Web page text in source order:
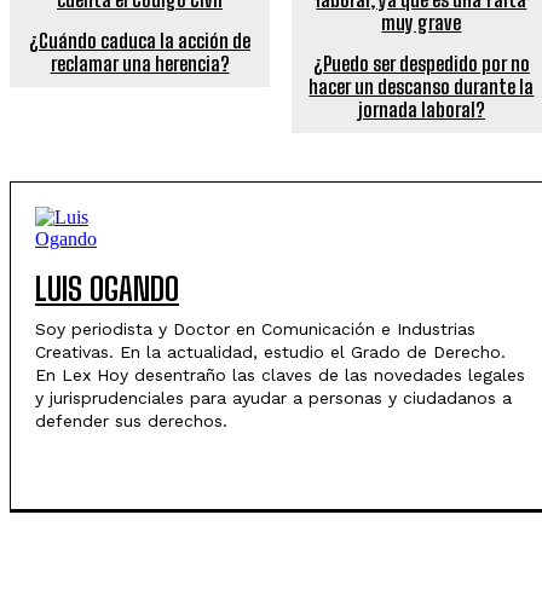
¿Cuándo caduca la acción de
reclamar una herencia?
¿Puedo ser despedido por no
hacer un descanso durante la
jornada laboral?
LUIS OGANDO
Soy periodista y Doctor en Comunicación e Industrias
Creativas. En la actualidad, estudio el Grado de Derecho.
En Lex Hoy desentraño las claves de las novedades legales
y jurisprudenciales para ayudar a personas y ciudadanos a
defender sus derechos.